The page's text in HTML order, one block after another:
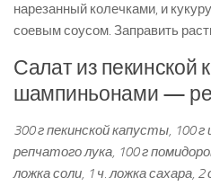
нарезанный колечками, и
соевым соусом. Заправить
Салат из пекинской
шампиньонами —
300 г пекинской капусты, 100
репчатого лука, 100 г
ложка соли, 1 ч. ложка сахара,